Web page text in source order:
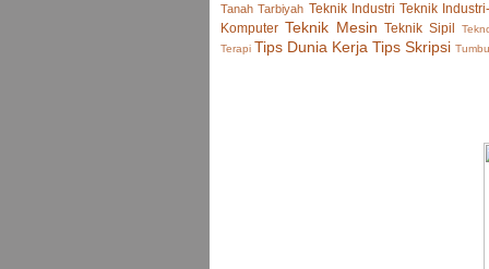
Tanah Tarbiyah Teknik Industri Teknik
Komputer Teknik Mesin Teknik Sipil
Terapi Tips Dunia Kerja Tips Skripsi